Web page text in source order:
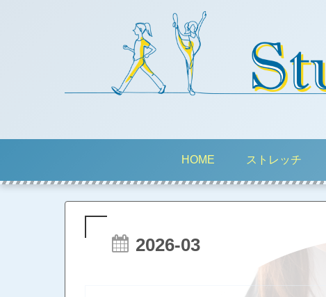
HOME ストレッチ
2026-03